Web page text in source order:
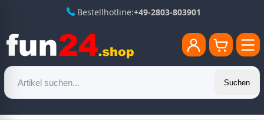
Bestellhotline:+49-2803-803901
Suchen